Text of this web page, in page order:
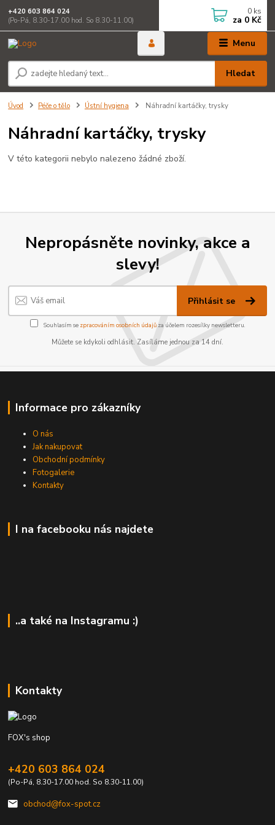
Menu
Hledat
+420 603 864 024
(Po-Pá, 8.30-17.00 hod. So 8.30-11.00)
0 ks
za 0 Kč
Úvod Péče o tělo Ústní hygiena Náhradní kartáčky, trysky
Náhradní kartáčky, trysky
V této kategorii nebylo nalezeno žádné zboží.
Nepropásněte novinky, akce a
slevy!
Přihlásit se
Souhlasím se zpracováním osobních údajůza účelem rozesílky newsletteru.
Můžete se kdykoli odhlásit. Zasíláme jednou za 14 dní.
Informace pro zákazníky
O nás
Jak nakupovat
Obchodní podmínky
Fotogalerie
Kontakty
I na facebooku nás najdete
..a také na Instagramu :)
Kontakty
FOX's shop
+420 603 864 024
(Po-Pá, 8.30-17.00 hod. So 8.30-11.00)
obchod@fox-spot.cz